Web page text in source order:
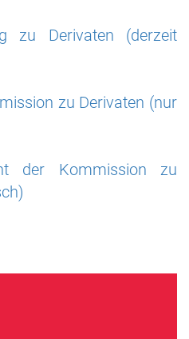
zu Derivaten (derzeit
zu Derivaten (nur
der Kommission zu